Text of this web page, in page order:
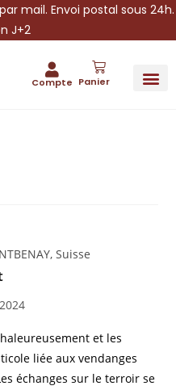
mail. Envoi postal sous 24h.
J+2
Compte Panier
Suisse
et les
liée aux vendanges
échanges sur le terroir se